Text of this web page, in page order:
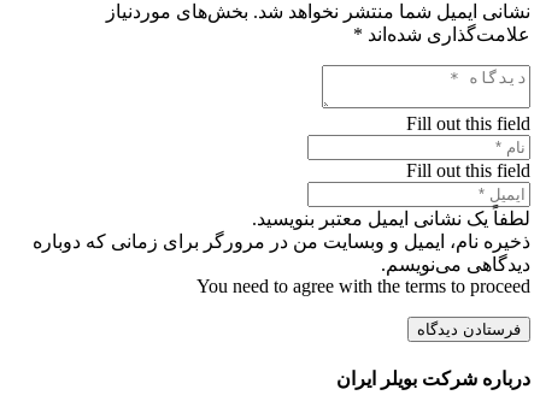
نشانی ایمیل شما منتشر نخواهد شد. بخش‌های موردنیاز
علامت‌گذاری شده‌اند *
Fill out this field
Fill out this field
لطفاً یک نشانی ایمیل معتبر بنویسید.
ذخیره نام، ایمیل و وبسایت من در مرورگر برای زمانی که دوباره
دیدگاهی می‌نویسم.
You need to agree with the terms to proceed
فرستادن دیدگاه
درباره شرکت بویلر ایران